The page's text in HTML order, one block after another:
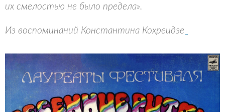
их смелостью не было предела».
Из воспоминаний Константина Кохреидзе